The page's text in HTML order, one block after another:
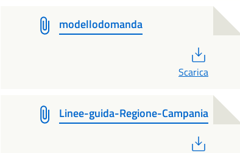
modellodomanda
Scarica
Linee-guida-Regione-Campania